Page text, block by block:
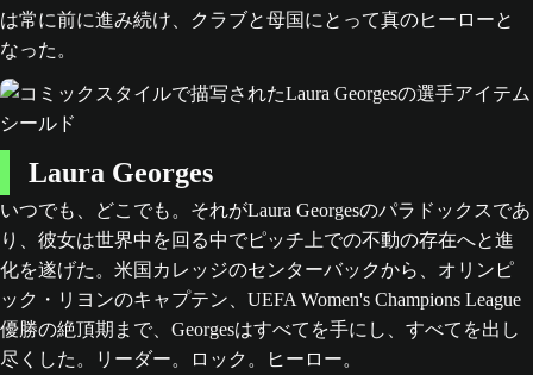
は常に前に進み続け、クラブと母国にとって真のヒーローと
なった。
Laura Georges
いつでも、どこでも。それがLaura Georgesのパラドックスであ
り、彼女は世界中を回る中でピッチ上での不動の存在へと進
化を遂げた。米国カレッジのセンターバックから、オリンピ
ック・リヨンのキャプテン、UEFA Women's Champions League
優勝の絶頂期まで、Georgesはすべてを手にし、すべてを出し
尽くした。リーダー。ロック。ヒーロー。